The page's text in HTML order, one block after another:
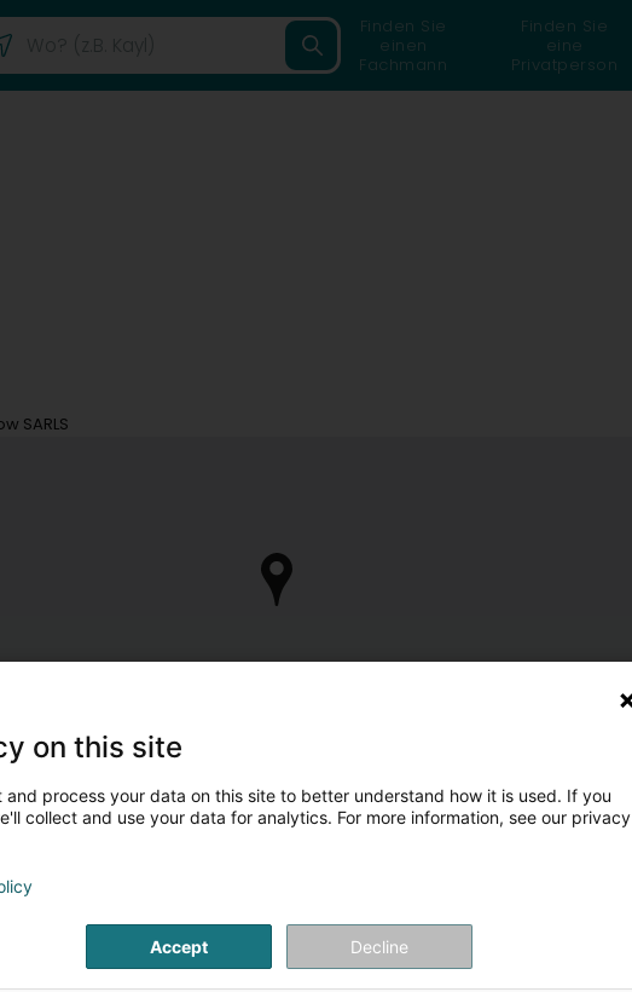
Finden Sie
einen
Fachmann
Finden Sie
eine
Privatperson
SARLS
on this site
and process your data on this site to better understand how it is used. If you
collect and use your data for analytics. For more information, see our privacy
Accept Decline